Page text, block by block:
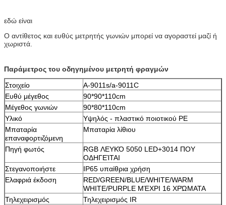
εδώ είναι
Ο αντίθετος και ευθύς μετρητής γωνιών μπορεί να αγοραστεί μαζί ή
χωριστά.
Παράμετρος του οδηγημένου μετρητή φραγμών
Στοιχείο
Α-9011s/a-9011C
Ευθύ μέγεθος
90*90*110cm
Μέγεθος γωνιών
90*80*110cm
Υλικό
Υψηλός - πλαστικό ποιοτικού PE
Μπαταρία
επαναφορτιζόμενη
Μπαταρία λίθιου
Πηγή φωτός
RGB ΛΕΥΚΌ 5050 LED+3014 ΠΟΥ
ΟΔΗΓΕΊΤΑΙ
Στεγανοποιήστε
IP65 υπαίθρια χρήση
Ελαφριά έκδοση
RED/GREEN/BLUE/WHITE/WARM
WHITE/PURPLE ΜΈΧΡΙ 16 ΧΡΏΜΑΤΑ
Τηλεχειρισμός
Τηλεχειρισμός IR